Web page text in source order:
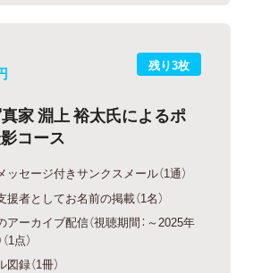
残り3枚
家 淵上 裕太氏によるポ
コース
セージ付きサンクスメール（1通）
者としてお名前の掲載（1名）
ーカイブ配信（視聴期間：～2025年
1点）
録（1冊）